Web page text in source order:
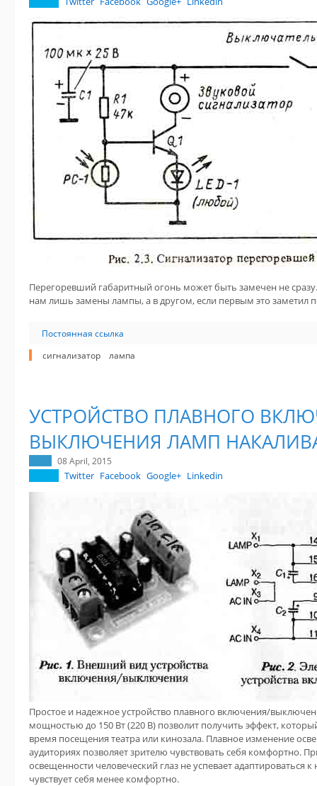
Перегоревший габаритный огонь может быть замечен не
нам лишь замены лампы, а в другом, если первым это заметил
Постоянная ссылка
сигнализатор
лампа
УСТРОЙСТВО ПЛАВНОГО
ВЫКЛЮЧЕНИЯ ЛАМП
08 April, 2015
Twitter Facebook Google+ Linkedin
Простое и надежное устройство плавного включения/
мощностью до 150 Вт (220 В) позволит получить эффект,
время посещения театра или кинозала. Плавное изменение
аудиториях позволяет зрителю чувствовать себя комфортно.
освещенности человеческий глаз не успевает адаптироваться
чувствует себя менее комфортно.